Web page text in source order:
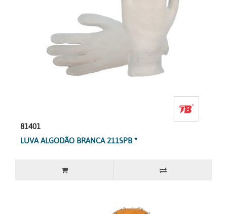
81401
LUVA ALGODÃO BRANCA 211SPB *